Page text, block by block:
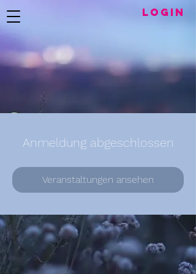
LogIN
Anmeldung abgeschlossen
Veranstaltungen ansehen